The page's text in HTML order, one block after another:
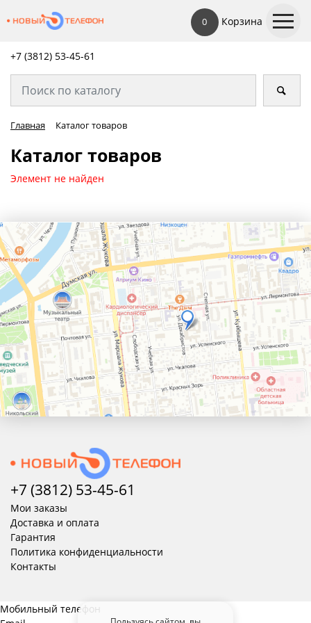
0 Корзина
+7 (3812) 53-45-61
Главная Каталог товаров
Каталог товаров
Элемент не найден
+7 (3812) 53-45-61
Мои заказы
Доставка и оплата
Гарантия
Политика конфиденциальности
Контакты
Мобильный телефон